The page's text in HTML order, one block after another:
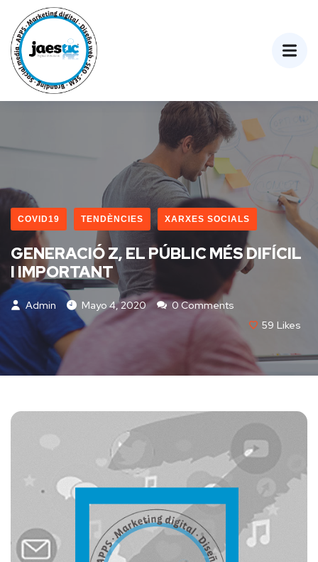
COVID19 TENDÈNCIES XARXES SOCIALS
GENERACIÓ Z, EL PÚBLIC MÉS DIFÍCIL
I IMPORTANT
Admin Mayo 4, 2020
0 Comments
59 Likes